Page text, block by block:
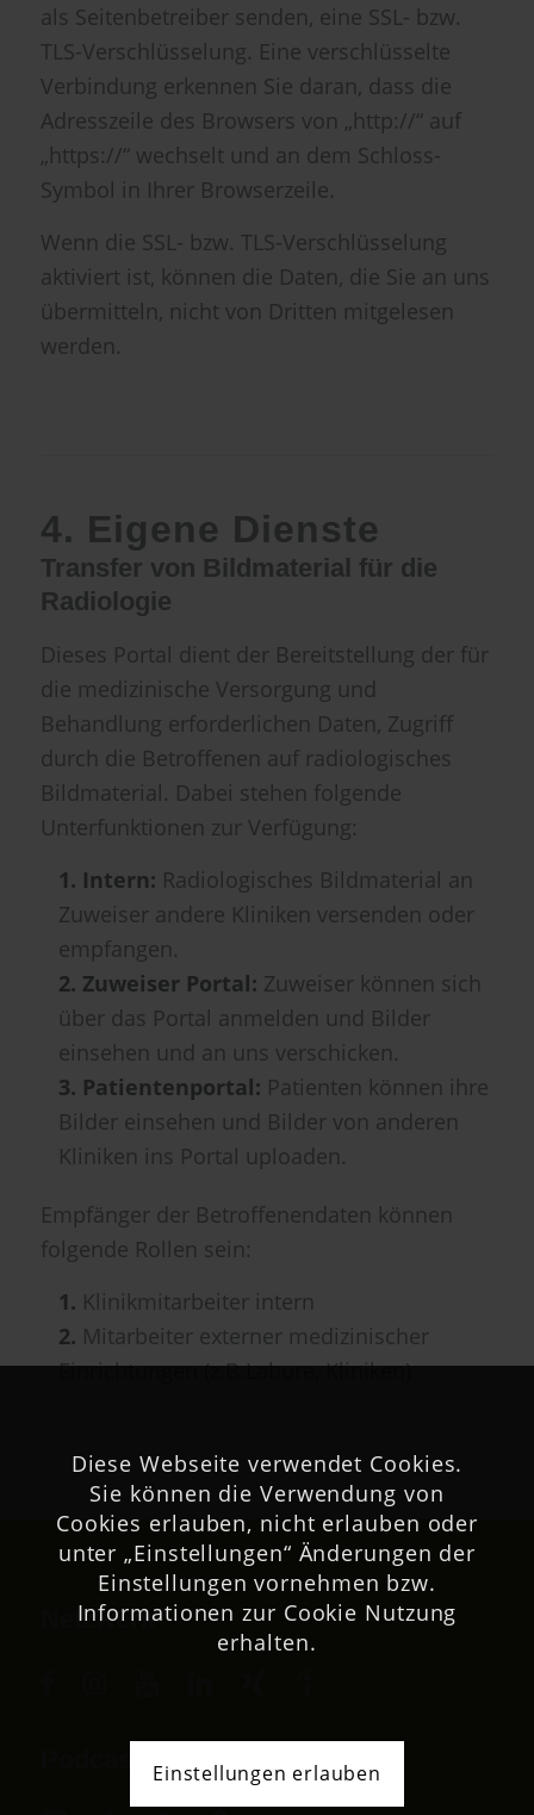
als Seitenbetreiber senden, eine SSL- bzw.
TLS-Verschlüsselung. Eine verschlüsselte
Verbindung erkennen Sie daran, dass die
Adresszeile des Browsers von „http://“ auf
„https://“ wechselt und an dem Schloss-
Symbol in Ihrer Browserzeile.
Wenn die SSL- bzw. TLS-Verschlüsselung
aktiviert ist, können die Daten, die Sie an uns
übermitteln, nicht von Dritten mitgelesen
werden.
4. Eigene Dienste
Transfer von Bildmaterial für die
Radiologie
Dieses Portal dient der Bereitstellung der für
die medizinische Versorgung und
Behandlung erforderlichen Daten, Zugriff
durch die Betroffenen auf radiologisches
Bildmaterial. Dabei stehen folgende
Unterfunktionen zur Verfügung:
1. Intern: Radiologisches Bildmaterial an
Zuweiser andere Kliniken versenden oder
empfangen.
2. Zuweiser Portal: Zuweiser können sich
über das Portal anmelden und Bilder
einsehen und an uns verschicken.
3. Patientenportal: Patienten können ihre
Bilder einsehen und Bilder von anderen
Kliniken ins Portal uploaden.
Empfänger der Betroffenendaten können
folgende Rollen sein:
1. Klinikmitarbeiter intern
2. Mitarbeiter externer medizinischer
Einrichtungen (z.B.Labore, Kliniken)
Netzwerk
Diese Webseite verwendet Cookies.
Sie können die Verwendung von
Cookies erlauben, nicht erlauben oder
unter „Einstellungen“ Änderungen der
Einstellungen vornehmen bzw.
Informationen zur Cookie Nutzung
erhalten.
Einstellungen erlauben